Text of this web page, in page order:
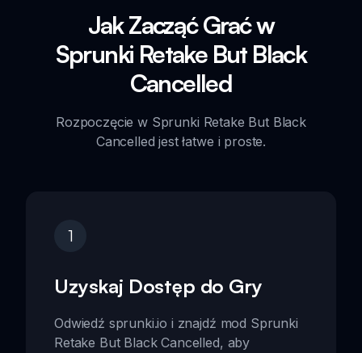
Jak Zacząć Grać w
Sprunki Retake But Black
Cancelled
Rozpoczęcie w Sprunki Retake But Black
Cancelled jest łatwe i proste.
1
Uzyskaj Dostęp do Gry
Odwiedź sprunki.io i znajdź mod Sprunki
Retake But Black Cancelled, aby